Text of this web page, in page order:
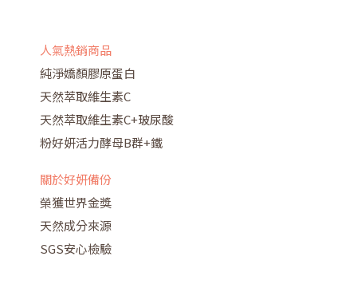
人氣熱銷商品
純淨嬌顏膠原蛋白
天然萃取維生素C
天然萃取維生素C+玻尿酸
粉好妍活力酵母B群+鐵
關於好妍備份
榮獲世界金獎
天然成分來源
SGS安心檢驗